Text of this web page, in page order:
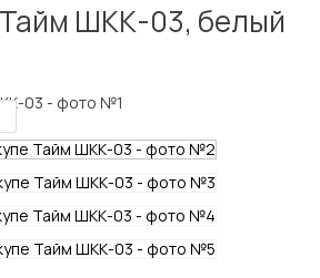
ШКК-03, белый